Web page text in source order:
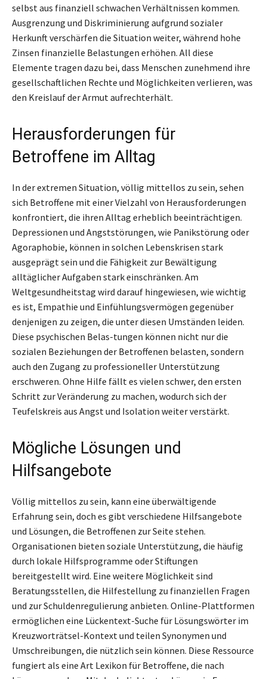
selbst aus finanziell schwachen Verhältnissen kommen.
Ausgrenzung und Diskriminierung aufgrund sozialer
Herkunft verschärfen die Situation weiter, während hohe
Zinsen finanzielle Belastungen erhöhen. All diese
Elemente tragen dazu bei, dass Menschen zunehmend ihre
gesellschaftlichen Rechte und Möglichkeiten verlieren, was
den Kreislauf der Armut aufrechterhält.
Herausforderungen für
Betroffene im Alltag
In der extremen Situation, völlig mittellos zu sein, sehen
sich Betroffene mit einer Vielzahl von Herausforderungen
konfrontiert, die ihren Alltag erheblich beeinträchtigen.
Depressionen und Angststörungen, wie Panikstörung oder
Agoraphobie, können in solchen Lebenskrisen stark
ausgeprägt sein und die Fähigkeit zur Bewältigung
alltäglicher Aufgaben stark einschränken. Am
Weltgesundheitstag wird darauf hingewiesen, wie wichtig
es ist, Empathie und Einfühlungsvermögen gegenüber
denjenigen zu zeigen, die unter diesen Umständen leiden.
Diese psychischen Belas-tungen können nicht nur die
sozialen Beziehungen der Betroffenen belasten, sondern
auch den Zugang zu professioneller Unterstützung
erschweren. Ohne Hilfe fällt es vielen schwer, den ersten
Schritt zur Veränderung zu machen, wodurch sich der
Teufelskreis aus Angst und Isolation weiter verstärkt.
Mögliche Lösungen und
Hilfsangebote
Völlig mittellos zu sein, kann eine überwältigende
Erfahrung sein, doch es gibt verschiedene Hilfsangebote
und Lösungen, die Betroffenen zur Seite stehen.
Organisationen bieten soziale Unterstützung, die häufig
durch lokale Hilfsprogramme oder Stiftungen
bereitgestellt wird. Eine weitere Möglichkeit sind
Beratungsstellen, die Hilfestellung zu finanziellen Fragen
und zur Schuldenregulierung anbieten. Online-Plattformen
ermöglichen eine Lückentext-Suche für Lösungswörter im
Kreuzworträtsel-Kontext und teilen Synonymen und
Umschreibungen, die nützlich sein können. Diese Ressource
fungiert als eine Art Lexikon für Betroffene, die nach